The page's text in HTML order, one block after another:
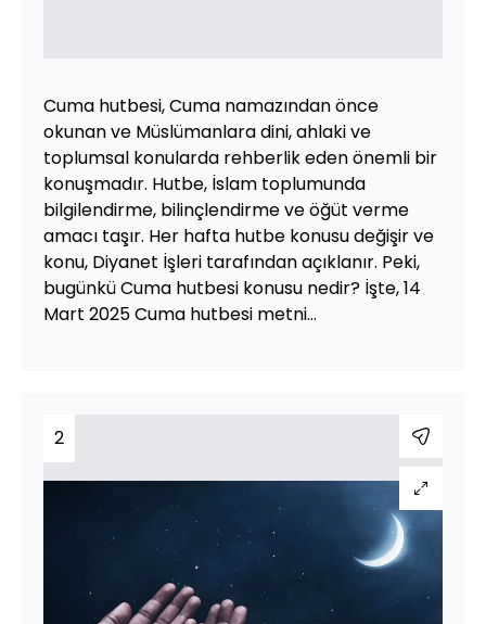
Cuma hutbesi, Cuma namazından önce
okunan ve Müslümanlara dini, ahlaki ve
toplumsal konularda rehberlik eden önemli bir
konuşmadır. Hutbe, İslam toplumunda
bilgilendirme, bilinçlendirme ve öğüt verme
amacı taşır. Her hafta hutbe konusu değişir ve
konu, Diyanet İşleri tarafından açıklanır. Peki,
bugünkü Cuma hutbesi konusu nedir? İşte, 14
Mart 2025 Cuma hutbesi metni...
2